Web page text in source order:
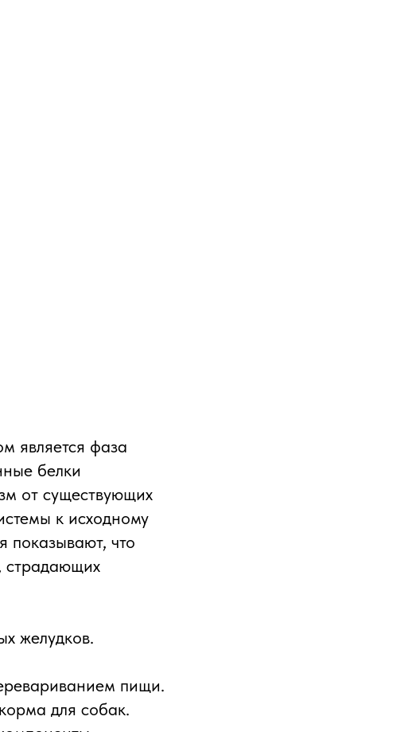
является фаза
белки
от существующих
к исходному
показывают, что
страдающих
желудков.
пищи.
для собак.